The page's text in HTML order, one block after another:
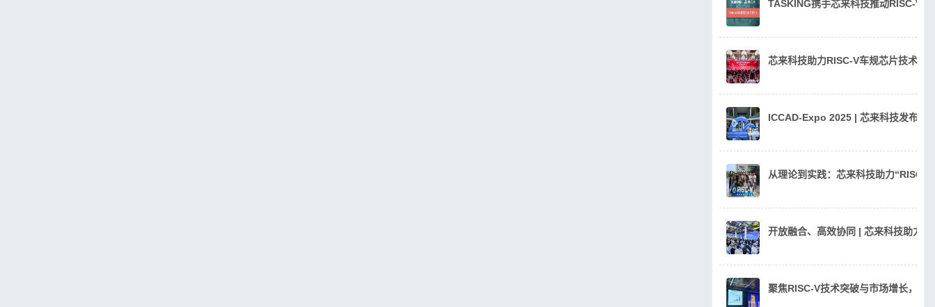
TASKING携手芯来科技推动RISC-V汽
芯来科技助力RISC-V车规芯片技术与
ICCAD-Expo 2025 | 芯来科技发布
从理论到实践：芯来科技助力“RISC-
开放融合、高效协同 | 芯来科技助力
聚焦RISC-V技术突破与市场增长，芯